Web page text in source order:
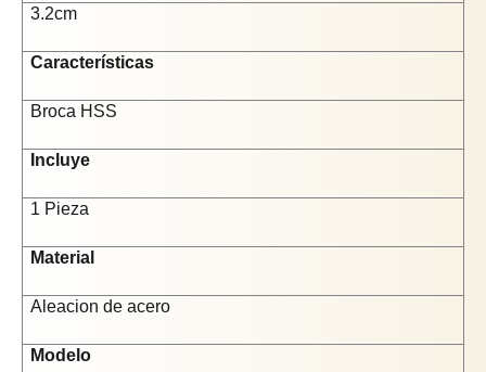
3.2cm
Características
Broca HSS
Incluye
1 Pieza
Material
Aleacion de acero
Modelo